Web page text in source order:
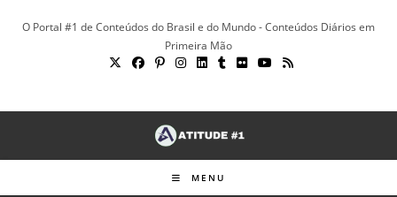
paraO Portal #1 de Conteúdos do Brasil e do Mundo - Conteúdos Diários em
Primeira Mão
MENU